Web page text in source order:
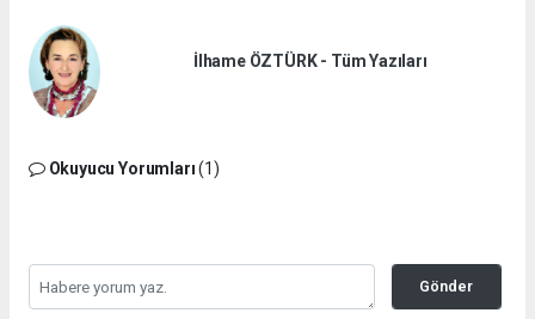
İlhame ÖZTÜRK - Tüm Yazıları
Okuyucu Yorumları(1)
Gönder